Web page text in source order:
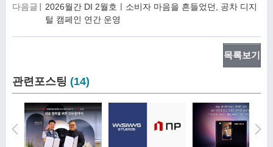
다음글
2026월간 DI 2월호ㅣ소비자 마음을 흔들었던, 공차 디지
털 캠페인 연간 운영
목록보기
관련포스팅 (14)